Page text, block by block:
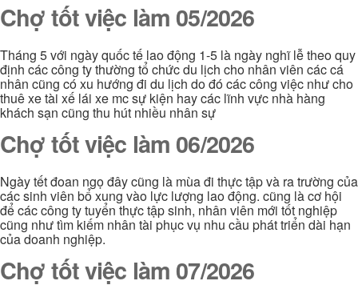
Chợ tốt việc làm 05/2026
Tháng 5 với ngày quốc tế lao động 1-5 là ngày nghĩ lễ theo quy
định các công ty thường tổ chức du lịch cho nhân viên các cá
nhân cũng có xu hướng đi du lịch do đó các công việc như cho
thuê xe tài xế lái xe mc sự kiện hay các lĩnh vực nhà hàng
khách sạn cũng thu hút nhiều nhân sự
Chợ tốt việc làm 06/2026
Ngày tết đoan ngọ đây cũng là mùa đi thực tập và ra trường của
các sinh viên bổ xung vào lực lượng lao động. cũng là cơ hội
để các công ty tuyển thực tập sinh, nhân viên mới tốt nghiệp
cũng như tìm kiếm nhân tài phục vụ nhu cầu phát triển dài hạn
của doanh nghiệp.
Chợ tốt việc làm 07/2026